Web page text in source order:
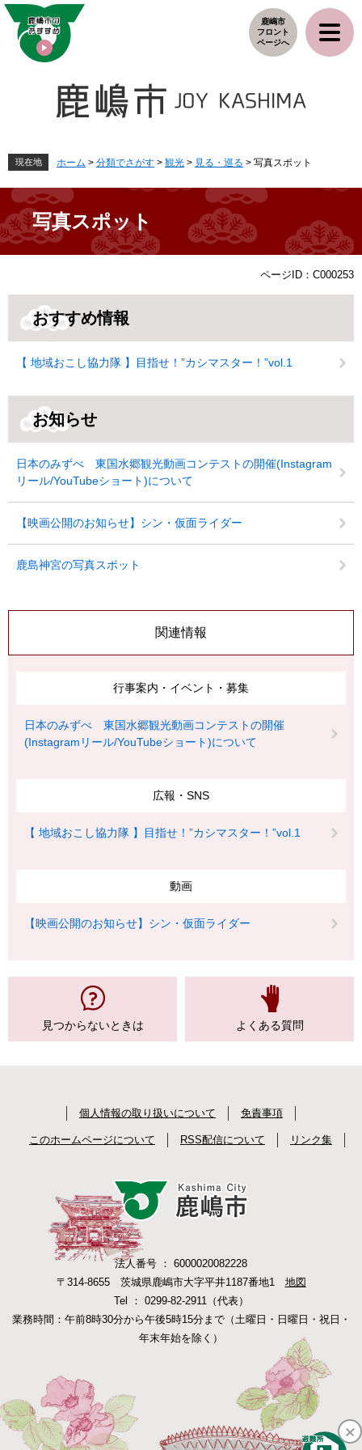
ペ
メ
鹿嶋市
フロント
ページへ
現在地 ホーム > 分類でさがす > 観光 > 見る・巡る > 写真スポット
写真スポット
文
ページID：C000253
おすすめ情報
【 地域おこし協力隊 】目指せ！”カシマスター！”vol.1
お知らせ
日本のみずべ 東国水郷観光動画コンテストの開催(Instagram
リール/YouTubeショート)について
【映画公開のお知らせ】シン・仮面ライダー
鹿島神宮の写真スポット
関連情報
行事案内・イベント・募集
日本のみずべ 東国水郷観光動画コンテストの開催
(Instagramリール/YouTubeショート)について
広報・SNS
【 地域おこし協力隊 】目指せ！”カシマスター！”vol.1
動画
【映画公開のお知らせ】シン・仮面ライダー
見つからないときは よくある質問
個人情報の取り扱いについて 免責事項
このホームページについて RSS配信について リンク集
法人番号 ： 6000020082228
〒314-8655 茨城県鹿嶋市大字平井1187番地1 地図
Tel ： 0299-82-2911（代表）
業務時間：午前8時30分から午後5時15分まで（土曜日・日曜日・祝日・
年末年始を除く）